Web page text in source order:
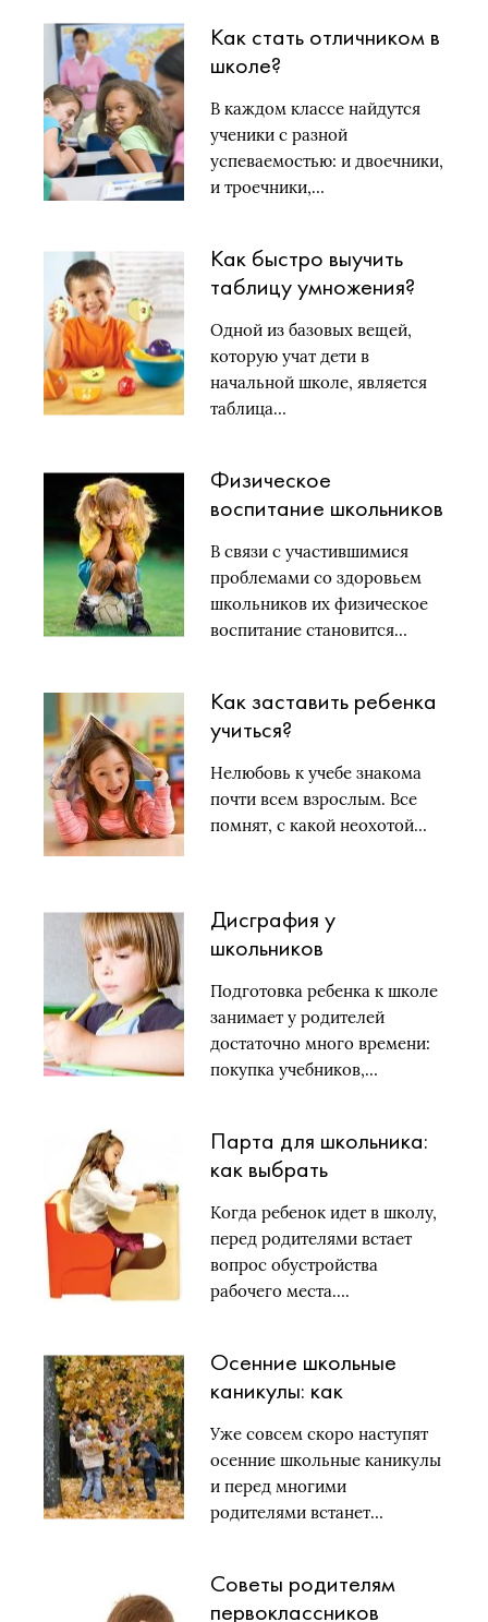
Как стать отличником в
школе?
В каждом классе найдутся
ученики с разной
успеваемостью: и двоечники,
и троечники,…
Как быстро выучить
таблицу умножения?
Одной из базовых вещей,
которую учат дети в
начальной школе, является
таблица…
Физическое
воспитание школьников
В связи с участившимися
проблемами со здоровьем
школьников их физическое
воспитание становится…
Как заставить ребенка
учиться?
Нелюбовь к учебе знакома
почти всем взрослым. Все
помнят, с какой неохотой…
Дисграфия у
школьников
Подготовка ребенка к школе
занимает у родителей
достаточно много времени:
покупка учебников,…
Парта для школьника:
как выбрать
Когда ребенок идет в школу,
перед родителями встает
вопрос обустройства
рабочего места….
Осенние школьные
каникулы: как
Уже совсем скоро наступят
осенние школьные каникулы
и перед многими
родителями встанет…
Советы родителям
первоклассников